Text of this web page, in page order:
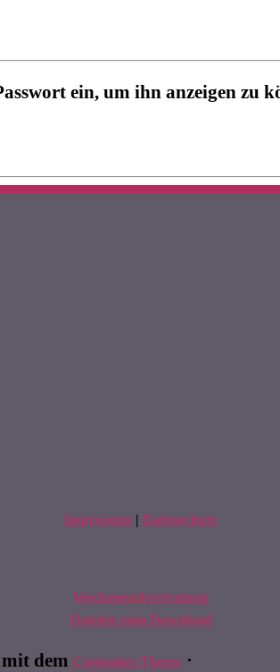
ein, um ihn anzeigen zu
Impressum | Datenschutz
Wochenendvertretung
Dateien zum Download
dem Customizr-Theme ·